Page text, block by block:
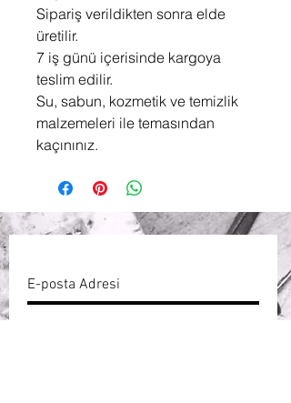
Sipariş verildikten sonra elde
üretilir.
7 iş günü içerisinde kargoya
teslim edilir.
Su, sabun, kozmetik ve temizlik
malzemeleri ile temasından
kaçınınız.